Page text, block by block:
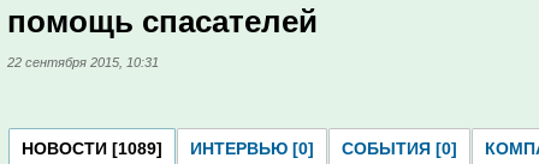
помощь спасателей
22 сентября 2015, 10:31
НОВОСТИ [1089] ИНТЕРВЬЮ [0] СОБЫТИЯ [0]